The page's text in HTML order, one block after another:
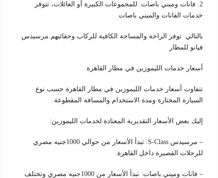
2. فانات وميني باصات: للمجموعات الكبيرة أو العائلات، تتوفر
خدمات الفانات والميني باصات
بالتالي توفر الراحة والمساحة الكافية للركاب وحقائبهم.مرسيدس
فيانو للمطار
أسعار خدمات الليموزين في مطار القاهرة
تتفاوت أسعار خدمات الليموزين في مطار القاهرة حسب نوع
السيارة المختارة ومدة الاستخدام والمسافة المقطوعة.
إليك بعض الأسعار التقديرية المعتادة لخدمات الليموزين:
– مرسيدس S-Class: تبدأ الأسعار من حوالي 1000جنيه مصري
للرحلات القصيرة داخل القاهرة.
– فانات وميني باصات: تبدأ الأسعار من 1000جنيه مصري وتختلف